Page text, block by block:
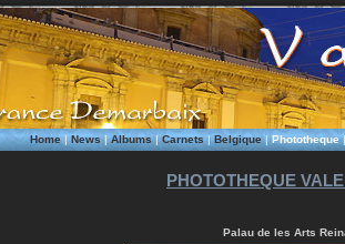
Home|News|Albums|Carnets|Belgique|Phototheque
PHOTOTHEQUE
Palau de les Arts